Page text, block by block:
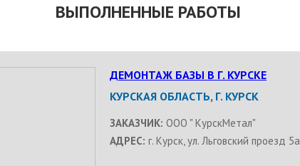
ВЫПОЛНЕННЫЕ РАБОТЫ
ДЕМОНТАЖ БАЗЫ В Г. КУРСКЕ
КУРСКАЯ ОБЛАСТЬ, Г. КУРСК
ЗАКАЗЧИК: ООО " КурскМетал"
АДРЕС: г. Курск, ул. Льговский проезд 5а